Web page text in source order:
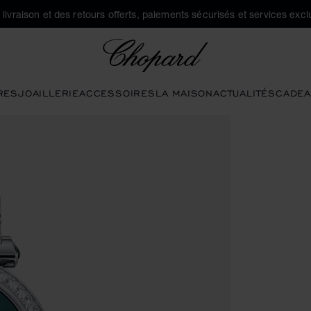
livraison et des retours offerts, paiements sécurisés et services
JOAILLERIEACCESSOIRESLA MAISONACTUALITÉS